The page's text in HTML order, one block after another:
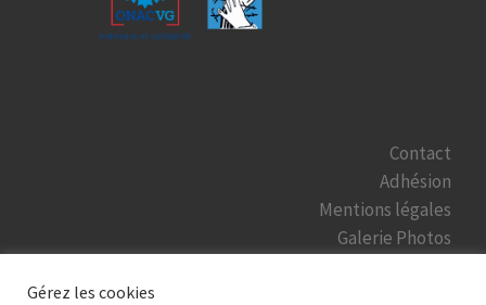
Contact
Adhésion
Mentions légales
Galerie Photos
Gérez les cookies